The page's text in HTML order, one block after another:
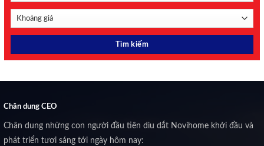
Chân dung CEO
Chân dung những con người đầu tiên dìu dắt Novihome khởi đầu và
phát triển tươi sáng tới ngày hôm nay: